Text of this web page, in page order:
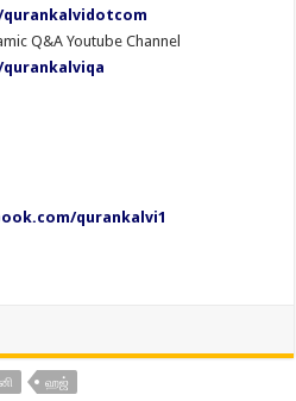
Q&A Youtube Channel
qurankalvi1
ஹஜ்